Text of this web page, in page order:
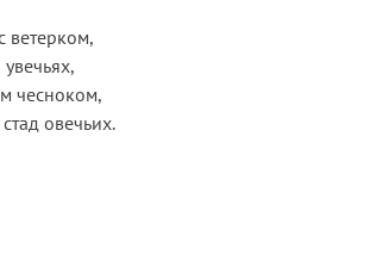
ветерком,
чесноком,
овечьих.